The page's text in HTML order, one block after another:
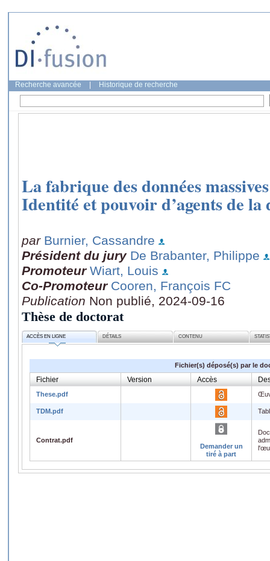
Recherche avancée Historique de recherche
La fabrique des données
Identité et pouvoir d’agents de la
par Burnier, Cassandre
Président du jury De Brabanter, Philippe
Promoteur Wiart, Louis
Co-Promoteur Cooren, François FC
Publication Non publié, 2024-09-16
Thèse de doctorat
ACCÈS EN LIGNE DÉTAILS CONTENU
Fichier(s) déposé(s) par le
Fichier Version Accès
These.pdf
TDM.pdf
Contrat.pdf
Demander un
tiré à part